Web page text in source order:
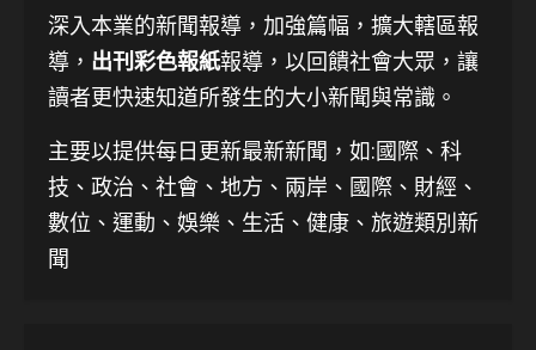
深入本業的新聞報導，加強篇幅，擴大轄區報
導， 出刊彩色報紙報導，以回饋社會大眾，讓
讀者更快速知道所發生的大小新聞與常識。
主要以提供每日更新最新新聞 ，如:國際、科
技、 政治、社會、地方、兩岸、國際、財經、
數位、運動、娛樂、生活、健康、旅遊類別新
聞